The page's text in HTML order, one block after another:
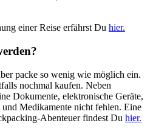
einer Reise erfährst Du hier.
packe so wenig wie möglich ein.
nochmal kaufen. Neben
Dokumente, elektronische Geräte,
Medikamente nicht fehlen. Eine
Abenteuer findest Du hier.